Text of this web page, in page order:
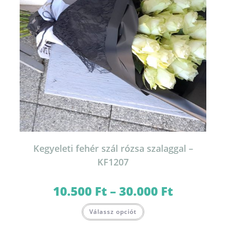
Kegyeleti fehér szál rózsa szalaggal –
KF1207
10.500 Ft–30.000 Ft10.500 Ft
Válassz opciót a